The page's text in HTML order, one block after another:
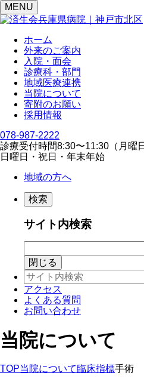
MENU
ホーム
外来のご案内
入院・面会
診療科・部門
地域医療連携
当院について
寄附のお願い
採用情報
078-987-2222
診療受付時間8:30〜11:30（⽉曜
⽇曜⽇・祝⽇・年末年始
地域の方へ
検索
サイト内検索
閉じる
アクセス
よくある質問
お問い合わせ
当院について
TOP当院について臨床指標手術